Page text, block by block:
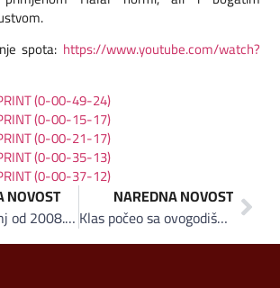
spota: https://www.youtube.com/watch?
NOVOST
Općina Tešanj od 2008. putem stipendija za učenike i studente investirala preko 2 miliona KM
NAREDNA NOVOST
Klas počeo sa ovogodišnjim otkupom pšenice